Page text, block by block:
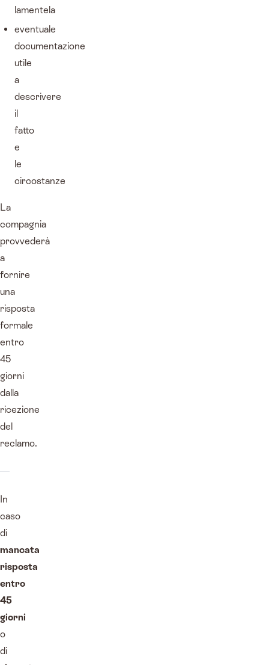
lamentela
eventuale
documentazione
utile
a
descrivere
il
fatto
e
le
circostanze
La
compagnia
provvederà
a
fornire
una
risposta
formale
entro
45
giorni
dalla
ricezione
del
reclamo.
In
caso
di
mancata
risposta
entro
45
giorni
o
di